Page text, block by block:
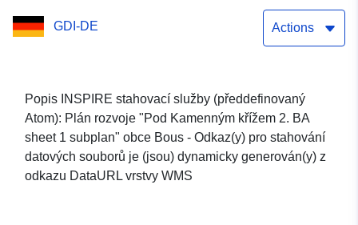
Steinernen Kreuz 2. Dílčí
GDI-DE Actions
Popis INSPIRE stahovací služby (předdefinovaný
Atom): Plán rozvoje "Pod Kamenným křížem 2. BA
sheet 1 subplan" obce Bous - Odkaz(y) pro stahování
datových souborů je (jsou) dynamicky generován(y) z
odkazu DataURL vrstvy WMS